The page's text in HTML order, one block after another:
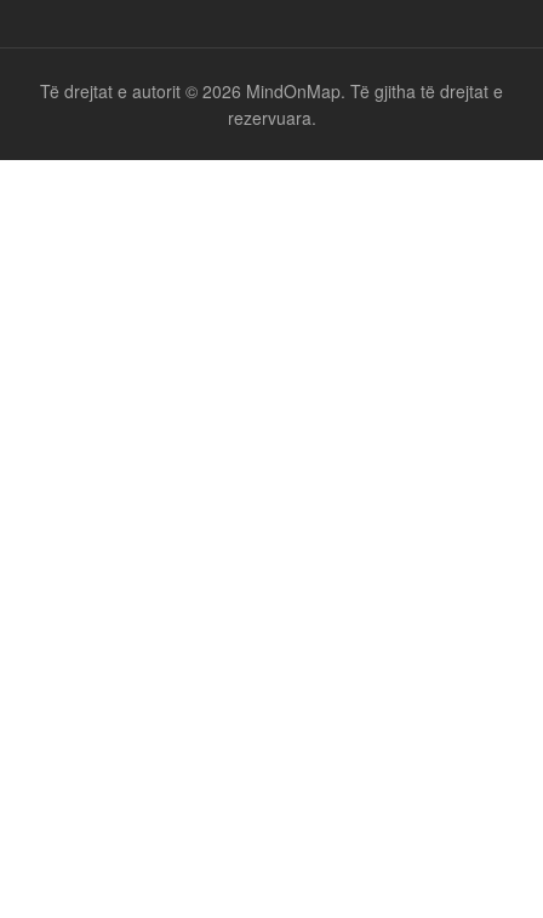
Të drejtat e autorit © 2026 MindOnMap. Të gjitha të drejtat e
rezervuara.